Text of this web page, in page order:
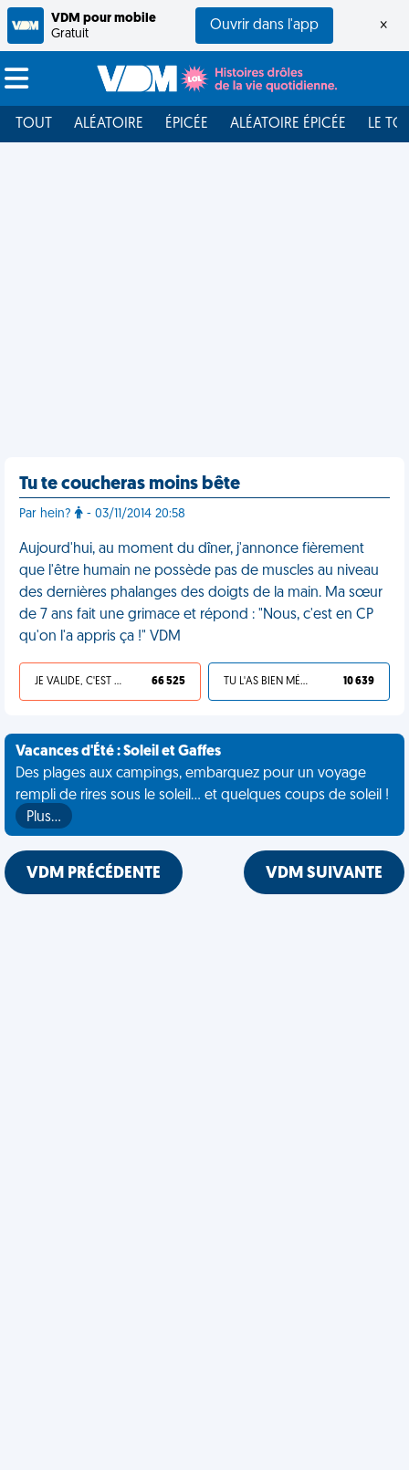
VDM pour mobile
Gratuit
Ouvrir dans l'app ×
TOUT ALÉATOIRE ÉPICÉE ALÉATOIRE ÉPICÉE LE
Tu te coucheras moins bête
Par hein? - 03/11/2014 20:58
Aujourd'hui, au moment du dîner, j'annonce fièrement
que l'être humain ne possède pas de muscles au niveau
des dernières phalanges des doigts de la main. Ma sœur
de 7 ans fait une grimace et répond : "Nous, c'est en CP
qu'on l'a appris ça !" VDM
JE VALIDE, C'EST UNE VDM 66 525 TU L'AS BIEN MÉRITÉ 10 639
Vacances d'Été : Soleil et Gaffes
Des plages aux campings, embarquez pour un voyage
rempli de rires sous le soleil... et quelques coups de soleil !
Plus…
VDM PRÉCÉDENTE VDM SUIVANTE